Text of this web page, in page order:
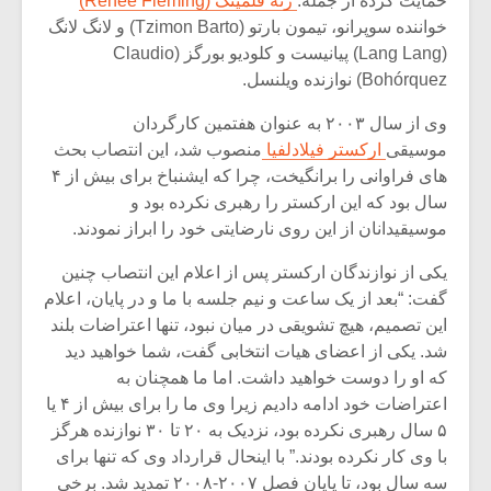
خواننده سوپرانو، تیمون بارتو (Tzimon Barto) و لانگ لانگ
(Lang Lang) پیانیست و کلودیو بورگز (Claudio
Bohórquez) نوازنده ویلنسل.
وی از سال ۲۰۰۳ به عنوان هفتمین کارگردان
موسیقی ارکستر فیلادلفیا منصوب شد، این انتصاب بحث
های فراوانی را برانگیخت، چرا که ایشنباخ برای بیش از ۴
سال بود که این ارکستر را رهبری نکرده بود و
موسیقیدانان از این روی نارضایتی خود را ابراز نمودند.
یکی از نوازندگان ارکستر پس از اعلام این انتصاب چنین
گفت: “بعد از یک ساعت و نیم جلسه با ما و در پایان، اعلام
این تصمیم، هیچ تشویقی در میان نبود، تنها اعتراضات بلند
شد. یکی از اعضای هیات انتخابی گفت، شما خواهید دید
که او را دوست خواهید داشت. اما ما همچنان به
اعتراضات خود ادامه دادیم زیرا وی ما را برای بیش از ۴ یا
۵ سال رهبری نکرده بود، نزدیک به ۲۰ تا ۳۰ نوازنده هرگز
با وی کار نکرده بودند.” با اینحال قرارداد وی که تنها برای
سه سال بود، تا پایان فصل ۲۰۰۷-۲۰۰۸ تمدید شد. برخی